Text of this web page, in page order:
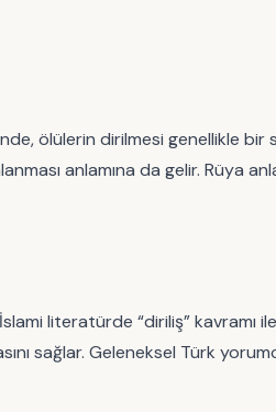
ölülerin dirilmesi genellikle bir
anlamına da gelir. Rüya
literatürde “diriliş” kavramı
sağlar. Geleneksel Türk